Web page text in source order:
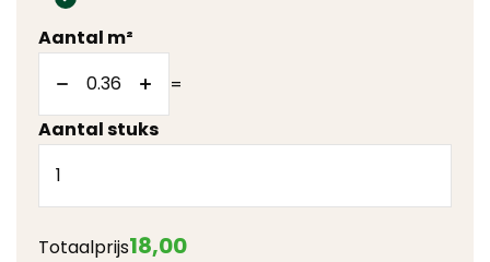
Aantal m²
=
Aantal stuks
Totaalprijs18,00